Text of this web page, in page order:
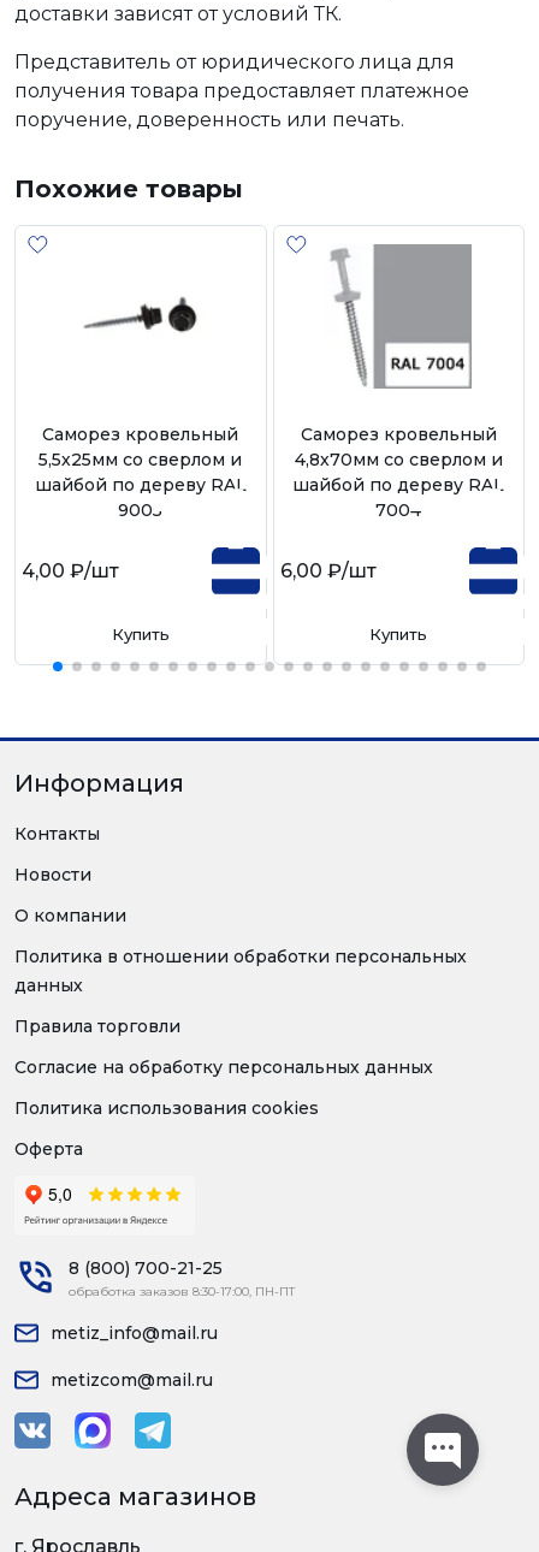
доставки зависят от условий ТК.
Представитель от юридического лица для
получения товара предоставляет платежное
поручение, доверенность или печать.
Похожие товары
Саморез кровельный
5,5х25мм со сверлом и
шайбой по дереву RAL
9005
4,00 ₽/шт
Купить
Саморез кровельный
4,8х70мм со сверлом и
шайбой по дереву RAL
7004
6,00 ₽/шт
Купить
Информация
Контакты
Новости
О компании
Политика в отношении обработки персональных
данных
Правила торговли
Согласие на обработку персональных данных
Политика использования cookies
Оферта
8 (800) 700-21-25
обработка заказов 8:30-17:00, ПН-ПТ
metiz_info@mail.ru
metizcom@mail.ru
Адреса магазинов
г. Ярославль